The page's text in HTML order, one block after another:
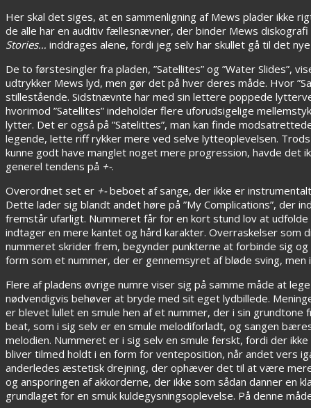
Her skal det siges, at en sammenligning af Mews plader ikke
de alle har en auditiv fællesnævner, der binder Mews
Stories… inddrages alene, fordi jeg selv har skullet gå til det
De to førstesingler fra pladen, ”Satellites” og ”Water Slides”,
udtrykker Mews lyd, men gør det på hver deres måde. Hvor
stillestående. Sidstnævnte har med sin lettere poppede
hvorimod ”Satellites” indeholder flere uforudsigelige
lytter. Det er også på ”Satelittes”, man kan finde
legende, lette riff rykker mere ved selve lytteoplevelsen.
kunne godt have manglet noget mere progression, havde
generel tendens på +-.
Overordnet set er +-beboet af sange, der ikke er
Dette lader sig blandt andet høre på ”My Complications”,
fremstår ufarligt. Nummeret får for en kort stund lov at
indtager en mere kantet og hård karakter. Overraskelser som
nummeret skrider frem, begynder punkterne at forbinde sig
form som et nummer, der er gennemsyret af bløde sving,
Flere af pladens øvrige numre viser sig på samme måde at
nødvendigvis behøver at bryde med sit eget lydbillede.
er blevet lullet en smule hen af et nummer, der i sin
beat, som i sig selv er en smule melodiforladt, og sangen
melodien. Nummeret er i sig selv en smule ferskt, fordi der
bliver tilmed holdt i en form for venteposition, når andet vers
anderledes æstetisk drejning, der ophæver det til at være
og ansporingen af akkorderne, der ikke som sådan danner
grundlaget for en smuk kuldegysningsoplevelse. På denne